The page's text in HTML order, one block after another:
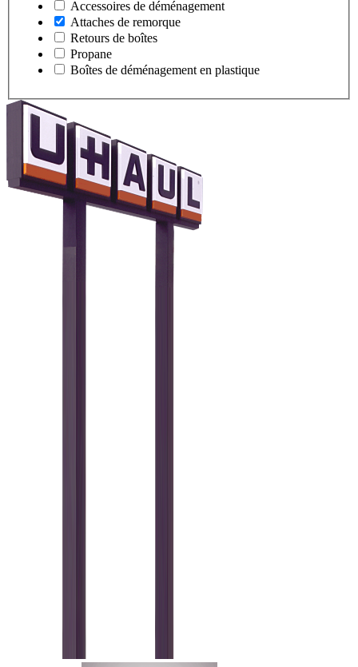
Accessoires de déménagement
Attaches de remorque
Retours de boîtes
Propane
Boîtes de déménagement en plastique